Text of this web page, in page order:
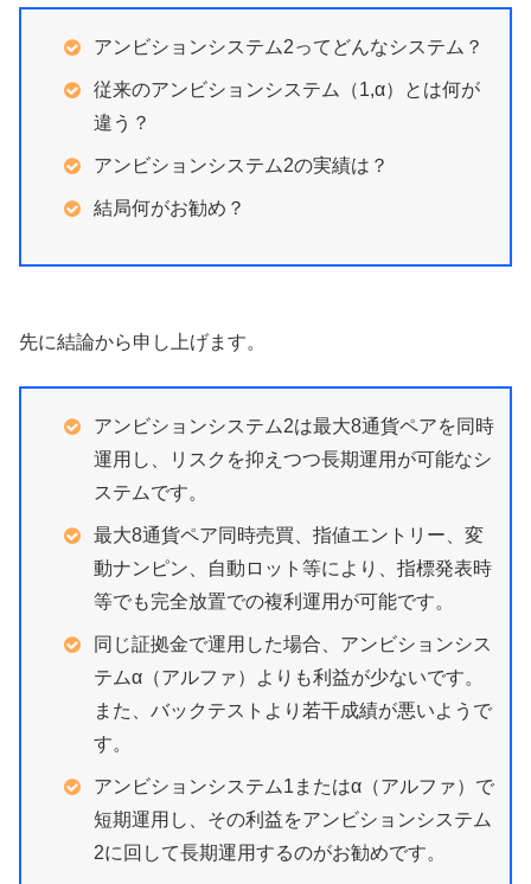
アンビションシステム2ってどんなシステム？
従来のアンビションシステム（1,α）とは何が
違う？
アンビションシステム2の実績は？
結局何がお勧め？
先に結論から申し上げます。
アンビションシステム2は最大8通貨ペアを同時
運用し、リスクを抑えつつ長期運用が可能なシ
ステムです。
最大8通貨ペア同時売買、指値エントリー、変
動ナンピン、自動ロット等により、指標発表時
等でも完全放置での複利運用が可能です。
同じ証拠金で運用した場合、アンビションシス
テムα（アルファ）よりも利益が少ないです。
また、バックテストより若干成績が悪いようで
す。
アンビションシステム1またはα（アルファ）で
短期運用し、その利益をアンビションシステム
2に回して長期運用するのがお勧めです。